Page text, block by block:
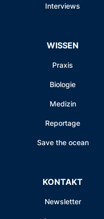
Interviews
WISSEN
Praxis
Biologie
Medizin
Reportage
Save the ocean
KONTAKT
Newsletter